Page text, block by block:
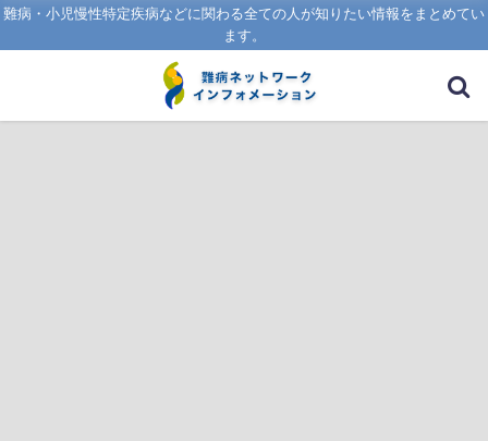
難病・小児慢性特定疾病などに関わる全ての人が知りたい情報をまとめてい
ます。